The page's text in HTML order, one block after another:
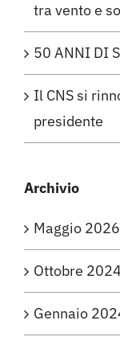
tra vento e
50 ANNI DI
Il CNS si
presidente
Archivio
Maggio 2026
Ottobre 2024
Gennaio